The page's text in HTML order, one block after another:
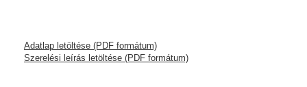
Adatlap letöltése (PDF formátum)
Szerelési leírás letöltése (PDF formátum)